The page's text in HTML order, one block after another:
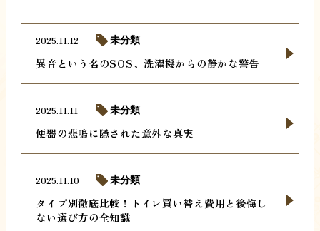
異音という名のSOS、洗濯機からの静かな警告
2025.11.12 未分類
便器の悲鳴に隠された意外な真実
2025.11.11 未分類
タイプ別徹底比較！トイレ買い替え費用と後悔し
ない選び方の全知識
2025.11.10 未分類